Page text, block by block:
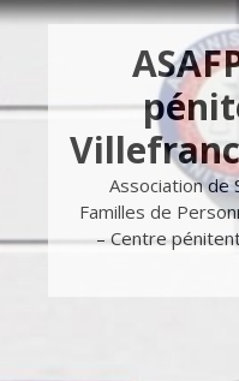
Aller
Skip
Association de
Familles de
– Centre